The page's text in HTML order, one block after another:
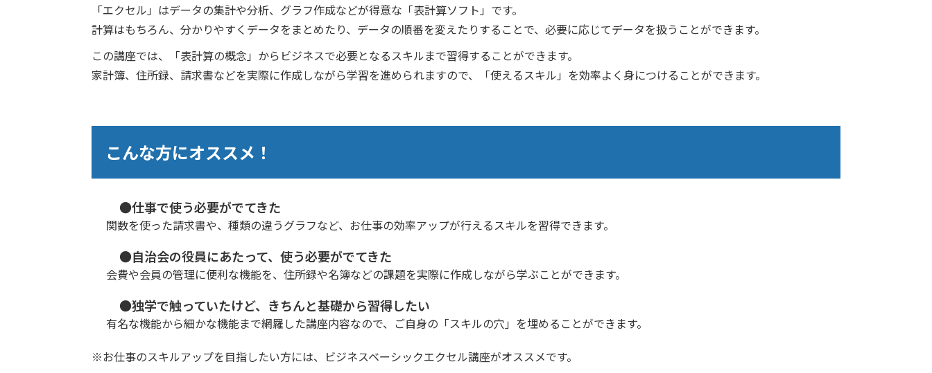
「エクセル」はデータの集計や分析、グラフ作成などが得意な「表計算ソフト」です。
計算はもちろん、分かりやすくデータをまとめたり、データの順番を変えたりすることで、必要に応じてデータを扱うことができます。
この講座では、「表計算の概念」からビジネスで必要となるスキルまで習得することができます。
家計簿、住所録、請求書などを実際に作成しながら学習を進められますので、「使えるスキル」を効率よく身につけることができます。
こんな方にオススメ！
●仕事で使う必要がでてきた
関数を使った請求書や、種類の違うグラフなど、お仕事の効率アップが行えるスキルを習得できます。
●自治会の役員にあたって、使う必要がでてきた
会費や会員の管理に便利な機能を、住所録や名簿などの課題を実際に作成しながら学ぶことができます。
●独学で触っていたけど、きちんと基礎から習得したい
有名な機能から細かな機能まで網羅した講座内容なので、ご自身の「スキルの穴」を埋めることができます。
※お仕事のスキルアップを目指したい方には、 ビジネスベーシックエクセル講座がオススメです。